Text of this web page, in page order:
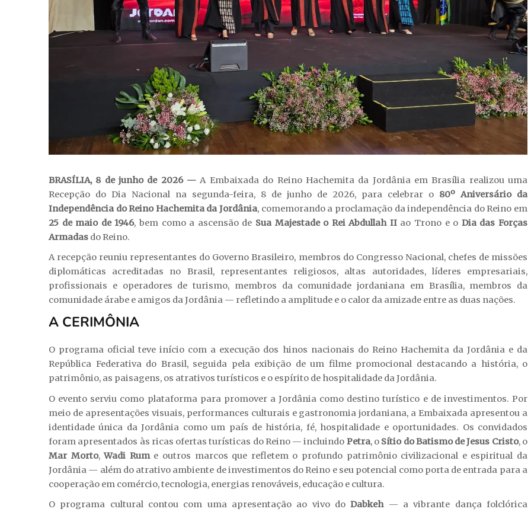
BRASÍLIA, 8 de junho de 2026 —A Embaixada do Reino Hachemita da Jordânia em Brasília realizou uma
Recepção do Dia Nacional na segunda-feira, 8 de junho de 2026, para celebrar o 80º Aniversário da
Independência do Reino Hachemita da Jordânia, comemorando a proclamação da independência do Reino em
25 de maio de 1946, bem como a ascensão de Sua Majestade o Rei Abdullah IIao Trono e o Dia das Forças
Armadas do Reino.
A recepção reuniu representantes do Governo Brasileiro, membros do Congresso Nacional, chefes de missões
diplomáticas acreditadas no Brasil, representantes religiosos, altas autoridades, líderes empresariais,
profissionais e operadores de turismo, membros da comunidade jordaniana em Brasília, membros da
comunidade árabe e amigos da Jordânia — refletindo a amplitude e o calor da amizade entre as duas nações.
A CERIMÔNIA
O programa oficial teve início com a execução dos hinos nacionais do Reino Hachemita da Jordânia e da
República Federativa do Brasil, seguida pela exibição de um filme promocional destacando a história, o
patrimônio, as paisagens, os atrativos turísticos e o espírito de hospitalidade da Jordânia.
O evento serviu como plataforma para promover a Jordânia como destino turístico e de investimentos. Por
meio de apresentações visuais, performances culturais e gastronomia jordaniana, a Embaixada apresentou a
identidade única da Jordânia como um país de história, fé, hospitalidade e oportunidades. Os convidados
foram apresentados às ricas ofertas turísticas do Reino — incluindo Petra, o Sítio do Batismo de Jesus Cristo, o
Mar Morto,Wadi Rume outros marcos que refletem o profundo patrimônio civilizacional e espiritual da
Jordânia — além do atrativo ambiente de investimentos do Reino e seu potencial como porta de entrada para a
cooperação em comércio, tecnologia, energias renováveis, educação e cultura.
O programa cultural contou com uma apresentação ao vivo doDabkeh— a vibrante dança folclórica